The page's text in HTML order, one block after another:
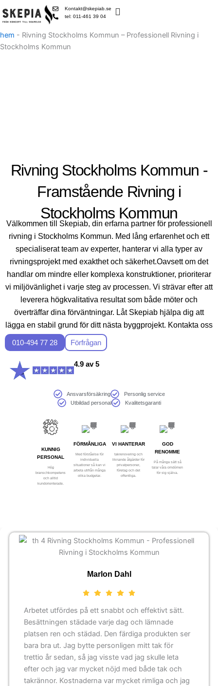
to
Kontakt@skepiab.se
tel: 011-461 39 04
hem - Rivning Stockholms Kommun – Professionell Rivning i
Stockholms Kommun
Rivning Stockholms Kommun -
Framstående Rivning i
Stockholms Kommun
Välkommen till Skepiab, din erfarna partner för professionell
rivning i Stockholms Kommun. Med lång erfarenhet och ett
specialiserat team av experter, hanterar vi alla typer av
rivningsprojekt med exakthet och säkerhet.Oavsett om det
handlar om mindre eller komplexa konstruktioner, prioriterar
vi miljövänlighet i varje steg av processen. Vi strävar efter att
leverera högkvalitativa resultat som både möter och
överträffar dina förväntningar. Låt Skepiab hjälpa dig att
lägga en stabil grund för ditt nästa byggprojekt. Kontakta oss
idag för en gratis konsultation!
010-494 77 28 Förfrågan
4.9 av 5
Ansvarsförsäkring
Personlig service
Utbildad personal
Kvalitetsgaranti
KUNNIG
PERSONAL
Hög
branschkompetens
och alltid
kundorienterade.
FÖRMÅNLIGA
Med förståelse för
individuella
situationer så kan vi
arbeta utifrån många
olika budgetar.
VI HANTERAR
takrenovering och
liknande åtgärder för
privatpersoner,
företag och det
offentliga.
GOD
RENOMME
På många sätt så
talar våra omdömen
för sig själva.
Marlon Dahl
Arbetet utfördes på ett snabbt och effektivt sätt.
Besättningen städade varje dag och lämnade
platsen ren och städad. Den färdiga produkten ser
bara bra ut. Jag bytte personligen mitt tak för
trettio år sedan, så jag visste vad jag skulle leta
efter och jag var mycket nöjd med både tak och
takrännor. Kostnaderna var mycket rimliga och jag